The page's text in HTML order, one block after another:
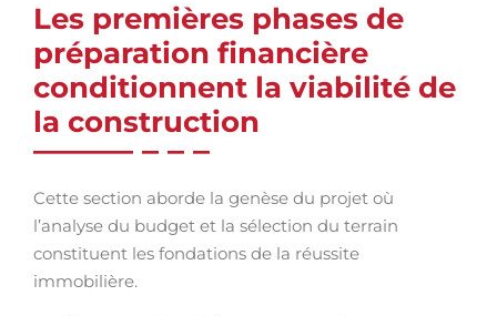
Les premières phases de
préparation financière
conditionnent la viabilité de
la construction
Cette section aborde la genèse du projet où
l’analyse du budget et la sélection du terrain
constituent les fondations de la réussite
immobilière.